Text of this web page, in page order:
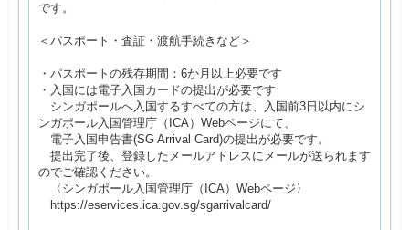
です。
＜パスポート・査証・渡航手続きなど＞
・パスポートの残存期間：6か月以上必要です
・入国には電子入国カードの提出が必要です
シンガポールへ入国するすべての方は、入国前3日以内にシ
ンガポール入国管理庁（ICA）Webページにて、
電子入国申告書(SG Arrival Card)の提出が必要です。
提出完了後、登録したメールアドレスにメールが送られます
のでご確認ください。
〈シンガポール入国管理庁（ICA）Webページ〉
https://eservices.ica.gov.sg/sgarrivalcard/